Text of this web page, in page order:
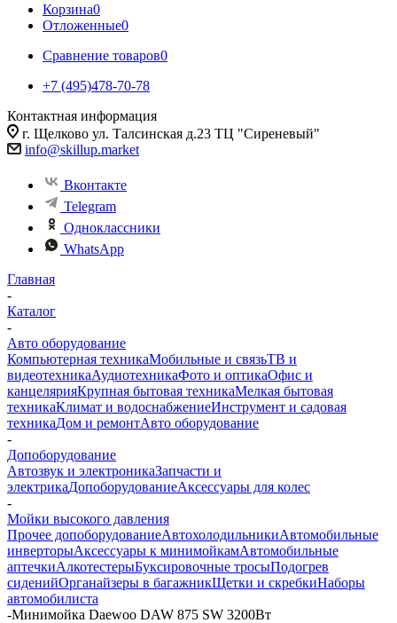
Корзина0
Отложенные0
Сравнение товаров0
+7 (495)478-70-78
Контактная информация
г. Щелково ул. Талсинская д.23 ТЦ "Сиреневый"
info@skillup.market
Вконтакте
Telegram
Одноклассники
WhatsApp
Главная
-
Каталог
-
Авто оборудование
Компьютерная техникаМобильные и связьТВ и
видеотехникаАудиотехникаФото и оптикаОфис и
канцелярияКрупная бытовая техникаМелкая бытовая
техникаКлимат и водоснабжениеИнструмент и садовая
техникаДом и ремонтАвто оборудование
-
Допоборудование
Автозвук и электроникаЗапчасти и
электрикаДопоборудованиеАксессуары для колес
-
Мойки высокого давления
Прочее допоборудованиеАвтохолодильникиАвтомобильные
инверторыАксессуары к минимойкамАвтомобильные
аптечкиАлкотестерыБуксировочные тросыПодогрев
сиденийОрганайзеры в багажникЩетки и скребкиНаборы
автомобилиста
-Минимойка Daewoo DAW 875 SW 3200Вт